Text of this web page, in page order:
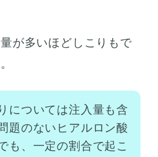
が多いほどしこりもで
については注入量も含
題のないヒアルロン酸
も、一定の割合で起こ